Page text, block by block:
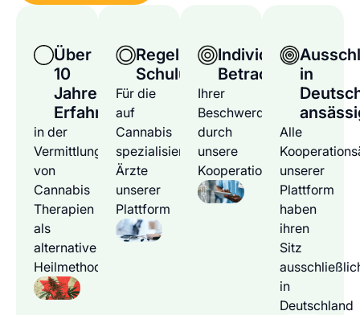
Über
10
Jahre
Erfahrung
in der
Vermittlung
von
Cannabis
Therapien
als
alternative
Heilmethode
Regelmäßige
Schulungen
Für die
auf
Cannabis
spezialisierten
Ärzte
unserer
Plattform
Individuelle
Betrachtung
Ihrer
Beschwerden
durch
unsere
Kooperationsärzte
in
Alle
unserer
Plattform
haben
ihren
Sitz
in
Deutschland